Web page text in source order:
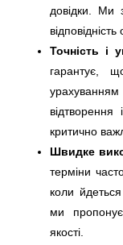
довідки. Ми
Точність і
гарантує,
критично
Швидке
терміни
коли
ми
якості.